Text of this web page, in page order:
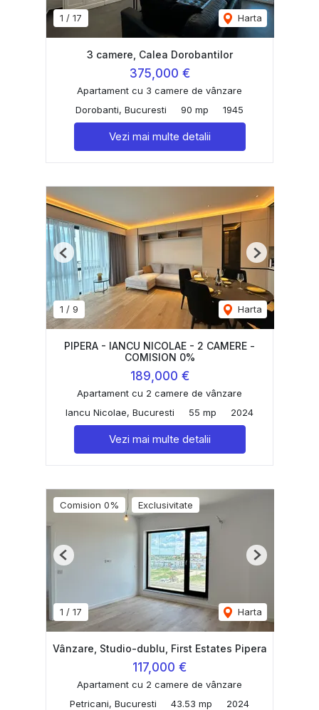
1 / 17 Harta
3 camere, Calea Dorobantilor
375,000 €
Apartament cu 3 camere de vânzare
Dorobanti, Bucuresti
90 mp 1945
Vezi mai multe detalii
1 / 9 Harta
Previous Next
PIPERA - IANCU NICOLAE - 2 CAMERE -
COMISION 0%
189,000 €
Apartament cu 2 camere de vânzare
Iancu Nicolae, Bucuresti
55 mp 2024
Vezi mai multe detalii
Comision 0% Exclusivitate
1 / 17 Harta
Previous Next
Vânzare, Studio-dublu, First Estates Pipera
117,000 €
Apartament cu 2 camere de vânzare
Petricani, Bucuresti
43.53 mp 2024